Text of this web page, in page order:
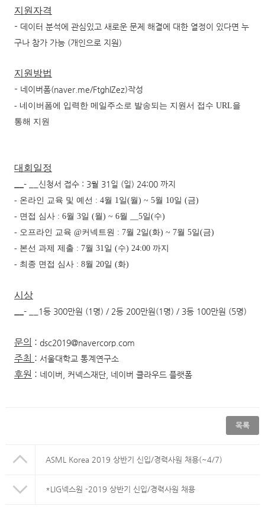
지원자격
- 데이터 분석에 관심있고 새로운 문제 해결에 대한 열정이 있다면 누
구나 참가 가능 (개인으로 지원)
지원방법
- 네이버폼(naver.me/FtghIZez)작성
- 네이버폼에 입력한 메일주소로 발송되는 지원서 접수 URL을
통해 지원
대회일정
- __신청서 접수 : 3월 31일 (일) 24:00 까지
- 온라인 교육 및 예선 : 4월 1일(월) ~ 5월 10일 (금)
- 면접 심사 : 6월 3일 (월) ~ 6월 __5일(수)
- 오프라인 교육 @커넥트원 : 7월 2일(화) ~ 7월 5일(금)
- 본선 과제 제출 : 7월 31일 (수) 24:00 까지
- 최종 면접 심사 : 8월 20일 (화)
시상
- __1등 300만원 (1명) / 2등 200만원(1명) / 3등 100만원 (5명)
문의 : dsc2019@navercorp.com
주최 : 서울대학교 통계연구소
후원 : 네이버, 커넥스재단, 네이버 클라우드 플랫폼
목록
ASML Korea 2019 상반기 신입/경력사원 채용(~4/7)
*LIG넥스원 -2019 상반기 신입/경력사원 채용